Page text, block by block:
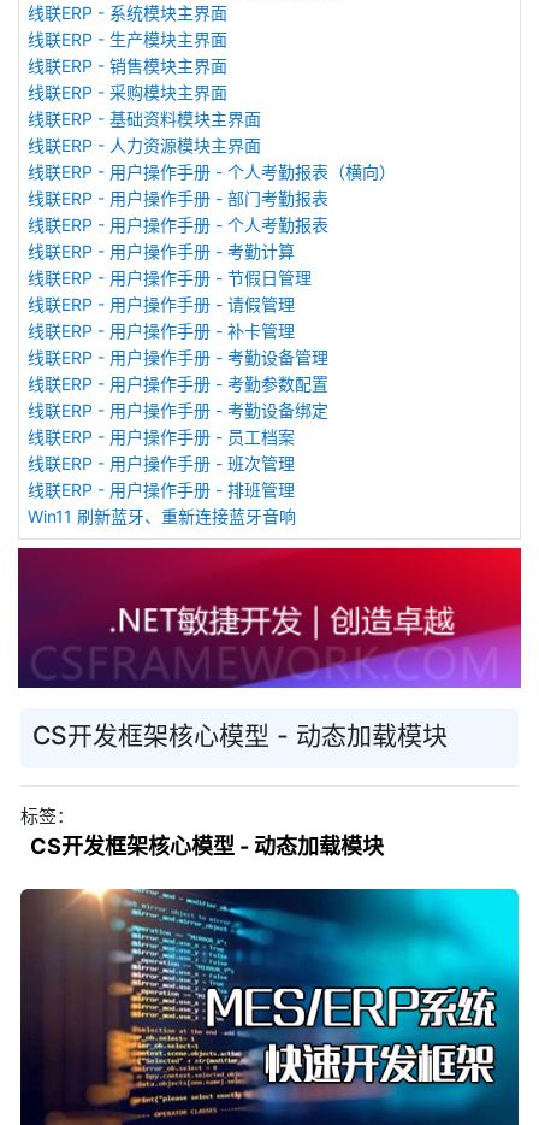
线联ERP - 系统模块主界面
线联ERP - 生产模块主界面
线联ERP - 销售模块主界面
线联ERP - 采购模块主界面
线联ERP - 基础资料模块主界面
线联ERP - 人力资源模块主界面
线联ERP - 用户操作手册 - 个人考勤报表（横向）
线联ERP - 用户操作手册 - 部门考勤报表
线联ERP - 用户操作手册 - 个人考勤报表
线联ERP - 用户操作手册 - 考勤计算
线联ERP - 用户操作手册 - 节假日管理
线联ERP - 用户操作手册 - 请假管理
线联ERP - 用户操作手册 - 补卡管理
线联ERP - 用户操作手册 - 考勤设备管理
线联ERP - 用户操作手册 - 考勤参数配置
线联ERP - 用户操作手册 - 考勤设备绑定
线联ERP - 用户操作手册 - 员工档案
线联ERP - 用户操作手册 - 班次管理
线联ERP - 用户操作手册 - 排班管理
Win11 刷新蓝牙、重新连接蓝牙音响
CS开发框架核心模型 - 动态加载模块
标签：
CS开发框架核心模型 - 动态加载模块